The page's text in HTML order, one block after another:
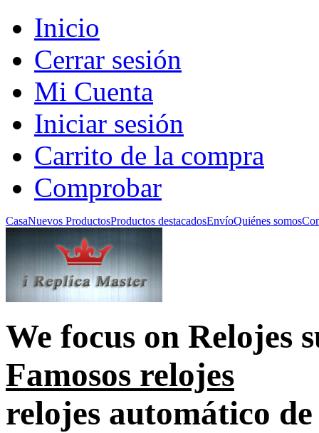
Inicio
Cerrar sesión
Mi Cuenta
Iniciar sesión
Carrito de la compra
Comprobar
CasaNuevos ProductosProductos destacadosEnvíoQuiénes somos
We focus on Relojes
Famosos relojes
relojes automático de